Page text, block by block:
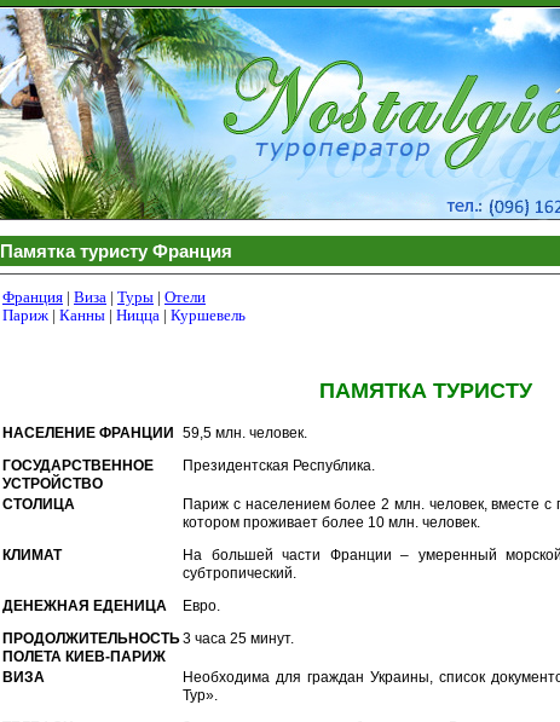
Памятка туристу Франция
Франция | Виза | Туры | Отели
Париж | Канны | Ницца | Куршевель
ПАМЯТКА ТУРИСТУ
НАСЕЛЕНИЕ ФРАНЦИИ
59,5 млн. человек.
ГОСУДАРСТВЕННОЕ
УСТРОЙСТВО
Президентская Республика.
СТОЛИЦА
Париж с населением более 2 млн. человек, вместе
котором проживает более 10 млн. человек.
КЛИМАТ
На большей части Франции – умеренный
субтропический.
ДЕНЕЖНАЯ ЕДЕНИЦА
Евро.
ПРОДОЛЖИТЕЛЬНОСТЬ
ПОЛЕТА КИЕВ-ПАРИЖ
3 часа 25 минут.
ВИЗА
Необходима для граждан Украины, список
Тур».